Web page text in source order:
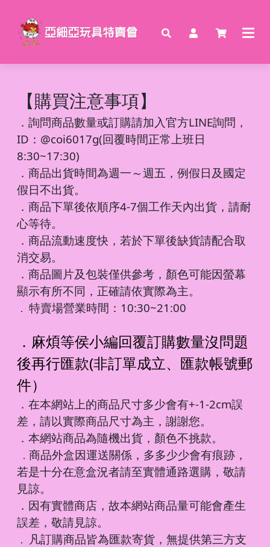
【購買注意事項】
． 詢問商品數量或訂購請加入官方LINE詢問，
ID：@coi6017g(回覆時間正常上班日
8:30~17:30)
．商品出貨時間為週一～週五，例假日及國定
假日不出貨。
．商品下單後依順序4-7個工作天內出貨，請耐
心等待。
．商品流動速度快，若於下單後缺貨請配合取
消交易。
．商品圖片及包裝僅供參考，顏色可能因螢幕
顯示有所不同，正確請依實際為主。
． 特賣場營業時間：10:30~21:00
．麻煩等侯小編回覆訂購數量沒問題
後再行匯款(非訂單成立、匯款帳號郵
件）
．在本網站上的商品尺寸多少會有+-1-2cm誤
差，請以實際商品尺寸為主，謝謝您。
．本網站商品為隨機出貨，顏色不挑款。
． 商品外盒因運送關係，多多少少會有痕跡，
若是十分在意盒況者請至實體通路選購，敬請
見諒。
．因有實體商店，故本網站商品量可能會產生
誤差，敬請見諒。
． 凡訂購商品皆為匯款寄貨，無提供第三方支